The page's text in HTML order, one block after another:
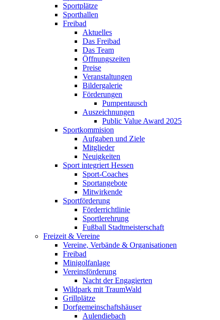
Sportplätze
Sporthallen
Freibad
Aktuelles
Das Freibad
Das Team
Öffnungszeiten
Preise
Veranstaltungen
Bildergalerie
Förderungen
Pumpentausch
Auszeichnungen
Public Value Award 2025
Sportkommision
Aufgaben und Ziele
Mitglieder
Neuigkeiten
Sport integriert Hessen
Sport-Coaches
Sportangebote
Mitwirkende
Sportförderung
Förderrichtlinie
Sportlerehrung
Fußball Stadtmeisterschaft
Freizeit & Vereine
Vereine, Verbände & Organisationen
Freibad
Minigolfanlage
Vereinsförderung
Nacht der Engagierten
Wildpark mit TraumWald
Grillplätze
Dorfgemeinschaftshäuser
Aulendiebach